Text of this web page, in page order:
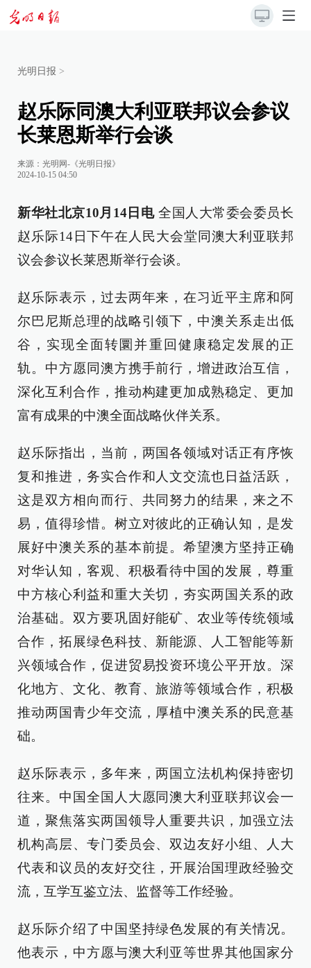
光明日报 >
赵乐际同澳大利亚联邦议会参议
长莱恩斯举行会谈
来源： 光明网-《光明日报》
2024-10-15 04:50
新华社北京10月14日电全国人大常委会委员长
赵乐际14日下午在人民大会堂同澳大利亚联邦
议会参议长莱恩斯举行会谈。
赵乐际表示，过去两年来，在习近平主席和阿
尔巴尼斯总理的战略引领下，中澳关系走出低
谷，实现全面转圜并重回健康稳定发展的正
轨。中方愿同澳方携手前行，增进政治互信，
深化互利合作，推动构建更加成熟稳定、更加
富有成果的中澳全面战略伙伴关系。
赵乐际指出，当前，两国各领域对话正有序恢
复和推进，务实合作和人文交流也日益活跃，
这是双方相向而行、共同努力的结果，来之不
易，值得珍惜。树立对彼此的正确认知，是发
展好中澳关系的基本前提。希望澳方坚持正确
对华认知，客观、积极看待中国的发展，尊重
中方核心利益和重大关切，夯实两国关系的政
治基础。双方要巩固好能矿、农业等传统领域
合作，拓展绿色科技、新能源、人工智能等新
兴领域合作，促进贸易投资环境公平开放。深
化地方、文化、教育、旅游等领域合作，积极
推动两国青少年交流，厚植中澳关系的民意基
础。
赵乐际表示，多年来，两国立法机构保持密切
往来。中国全国人大愿同澳大利亚联邦议会一
道，聚焦落实两国领导人重要共识，加强立法
机构高层、专门委员会、双边友好小组、人大
代表和议员的友好交往，开展治国理政经验交
流，互学互鉴立法、监督等工作经验。
赵乐际介绍了中国坚持绿色发展的有关情况。
他表示，中方愿与澳大利亚等世界其他国家分